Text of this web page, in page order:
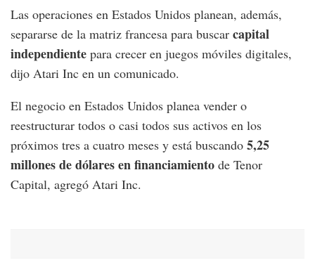
Las operaciones en Estados Unidos planean, además,
separarse de la matriz francesa para buscar capital
independiente para crecer en juegos móviles digitales,
dijo Atari Inc en un comunicado.
El negocio en Estados Unidos planea vender o
reestructurar todos o casi todos sus activos en los
próximos tres a cuatro meses y está buscando 5,25
millones de dólares en financiamiento de Tenor
Capital, agregó Atari Inc.